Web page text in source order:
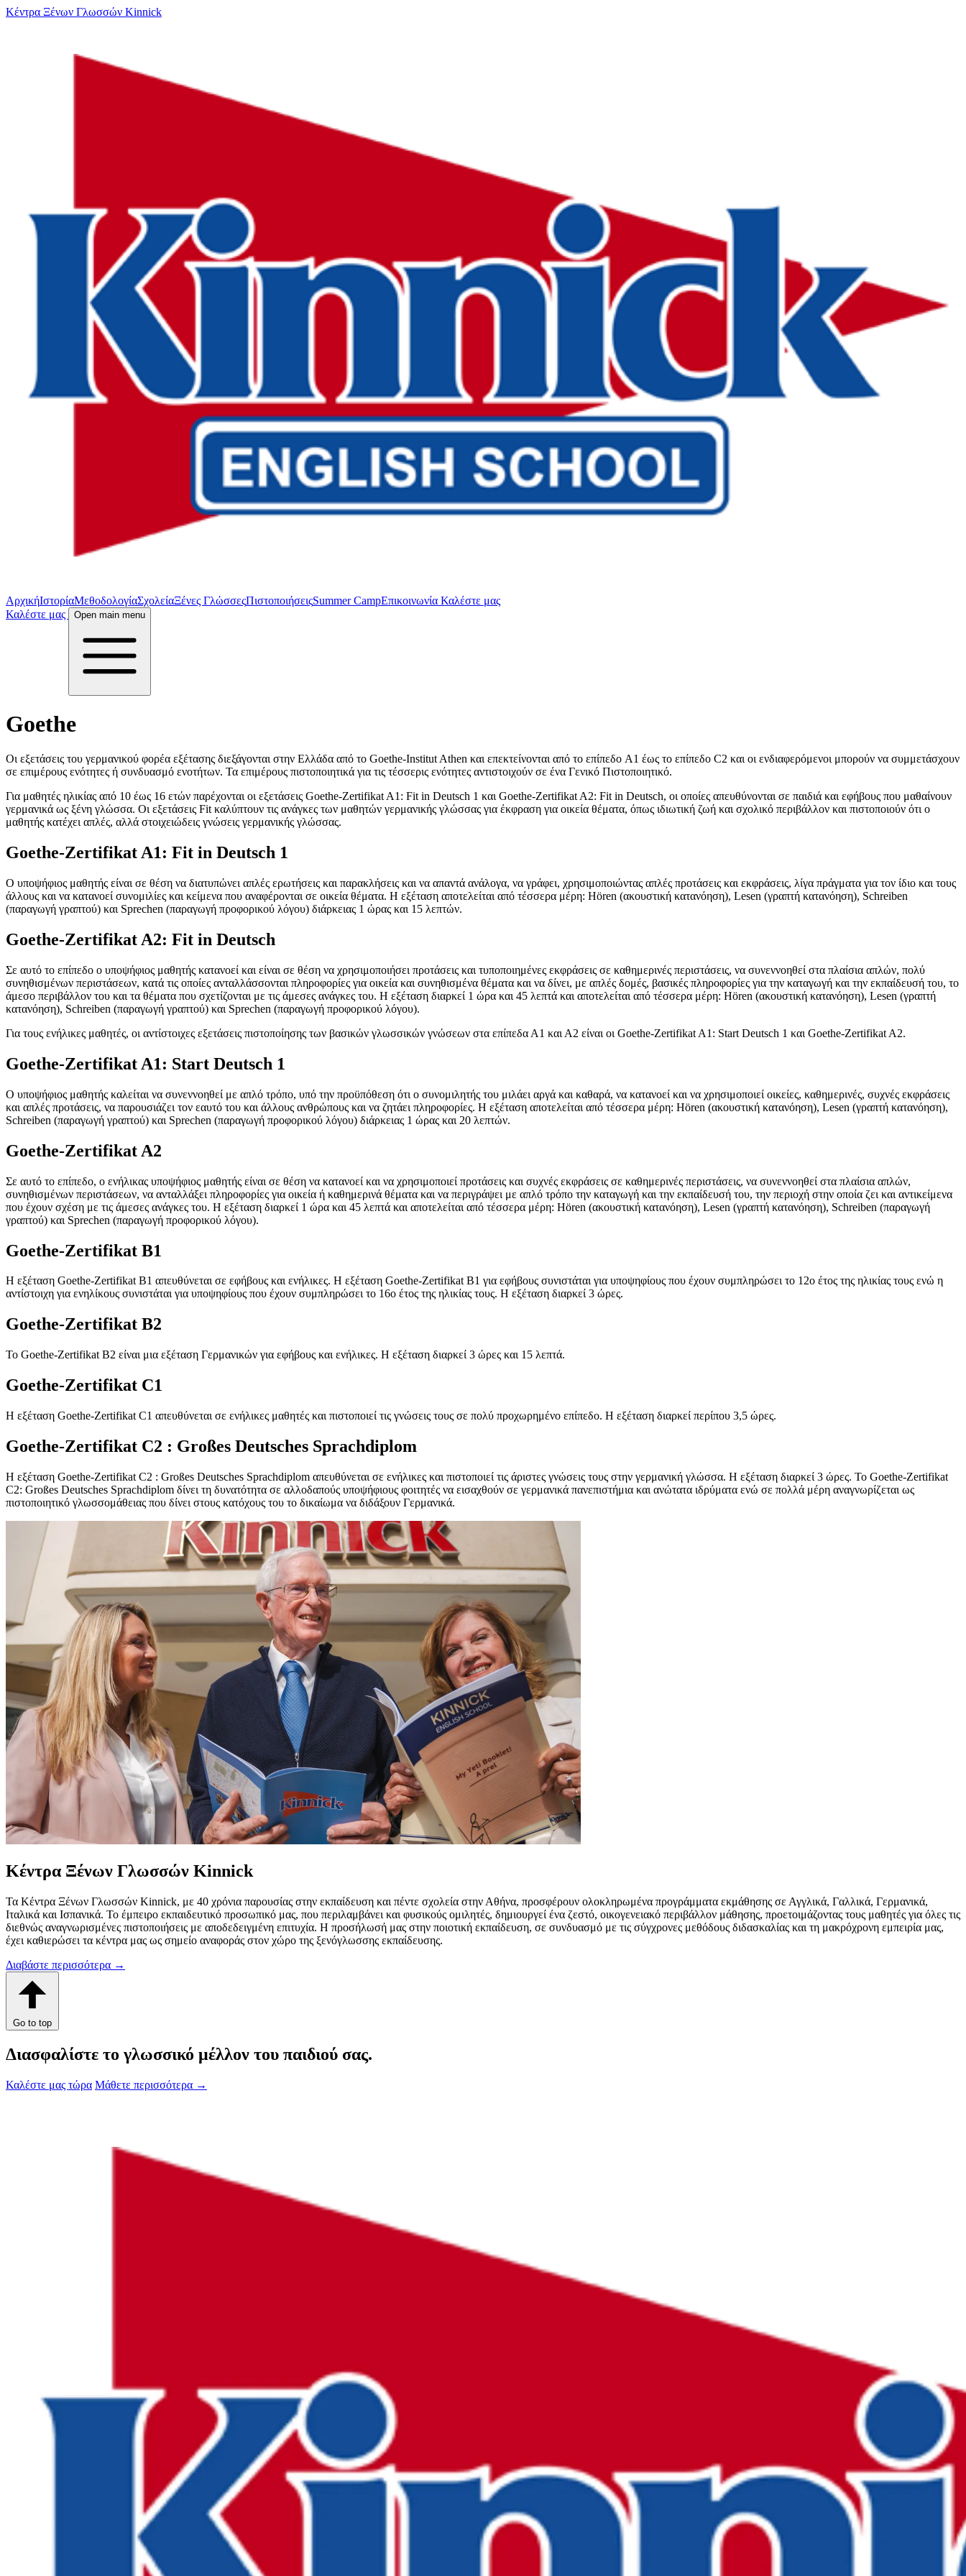
Κέντρα Ξένων Γλωσσών Kinnick
ΑρχικήΙστορίαΜεθοδολογίαΣχολείαΞένες ΓλώσσεςΠιστοποιήσειςSummer CampΕπικοινωνία Καλέστε μας
Καλέστε μας
Open main menu
Goethe
Οι εξετάσεις του γερμανικού φορέα εξέτασης διεξάγονται στην Ελλάδα από το Goethe-Institut Athen και επεκτείνονται από το επίπεδο A1 έως το επίπεδο C2 και οι ενδιαφερόμενοι μπορούν να συμμετάσχουν
σε επιμέρους ενότητες ή συνδυασμό ενοτήτων. Τα επιμέρους πιστοποιητικά για τις τέσσερις ενότητες αντιστοιχούν σε ένα Γενικό Πιστοποιητικό.
Για μαθητές ηλικίας από 10 έως 16 ετών παρέχονται οι εξετάσεις Goethe-Zertifikat A1: Fit in Deutsch 1 και Goethe-Zertifikat A2: Fit in Deutsch, οι οποίες απευθύνονται σε παιδιά και εφήβους που μαθαίνουν
γερμανικά ως ξένη γλώσσα. Οι εξετάσεις Fit καλύπτουν τις ανάγκες των μαθητών γερμανικής γλώσσας για έκφραση για οικεία θέματα, όπως ιδιωτική ζωή και σχολικό περιβάλλον και πιστοποιούν ότι ο
μαθητής κατέχει απλές, αλλά στοιχειώδεις γνώσεις γερμανικής γλώσσας.
Goethe-Zertifikat A1: Fit in Deutsch 1
Ο υποψήφιος μαθητής είναι σε θέση να διατυπώνει απλές ερωτήσεις και παρακλήσεις και να απαντά ανάλογα, να γράφει, χρησιμοποιώντας απλές προτάσεις και εκφράσεις, λίγα πράγματα για τον ίδιο και τους
άλλους και να κατανοεί συνομιλίες και κείμενα που αναφέρονται σε οικεία θέματα. Η εξέταση αποτελείται από τέσσερα μέρη: Hören (ακουστική κατανόηση), Lesen (γραπτή κατανόηση), Schreiben
(παραγωγή γραπτού) και Sprechen (παραγωγή προφορικού λόγου) διάρκειας 1 ώρας και 15 λεπτών.
Goethe-Zertifikat A2: Fit in Deutsch
Σε αυτό το επίπεδο ο υποψήφιος μαθητής κατανοεί και είναι σε θέση να χρησιμοποιήσει προτάσεις και τυποποιημένες εκφράσεις σε καθημερινές περιστάσεις, να συνεννοηθεί στα πλαίσια απλών, πολύ
συνηθισμένων περιστάσεων, κατά τις οποίες ανταλλάσσονται πληροφορίες για οικεία και συνηθισμένα θέματα και να δίνει, με απλές δομές, βασικές πληροφορίες για την καταγωγή και την εκπαίδευσή του, το
άμεσο περιβάλλον του και τα θέματα που σχετίζονται με τις άμεσες ανάγκες του. Η εξέταση διαρκεί 1 ώρα και 45 λεπτά και αποτελείται από τέσσερα μέρη: Hören (ακουστική κατανόηση), Lesen (γραπτή
κατανόηση), Schreiben (παραγωγή γραπτού) και Sprechen (παραγωγή προφορικού λόγου).
Για τους ενήλικες μαθητές, οι αντίστοιχες εξετάσεις πιστοποίησης των βασικών γλωσσικών γνώσεων στα επίπεδα Α1 και Α2 είναι οι Goethe-Zertifikat A1: Start Deutsch 1 και Goethe-Zertifikat A2.
Goethe-Zertifikat A1: Start Deutsch 1
Ο υποψήφιος μαθητής καλείται να συνεννοηθεί με απλό τρόπο, υπό την προϋπόθεση ότι ο συνομιλητής του μιλάει αργά και καθαρά, να κατανοεί και να χρησιμοποιεί οικείες, καθημερινές, συχνές εκφράσεις
και απλές προτάσεις, να παρουσιάζει τον εαυτό του και άλλους ανθρώπους και να ζητάει πληροφορίες. Η εξέταση αποτελείται από τέσσερα μέρη: Hören (ακουστική κατανόηση), Lesen (γραπτή κατανόηση),
Schreiben (παραγωγή γραπτού) και Sprechen (παραγωγή προφορικού λόγου) διάρκειας 1 ώρας και 20 λεπτών.
Goethe-Zertifikat A2
Σε αυτό το επίπεδο, ο ενήλικας υποψήφιος μαθητής είναι σε θέση να κατανοεί και να χρησιμοποιεί προτάσεις και συχνές εκφράσεις σε καθημερινές περιστάσεις, να συνεννοηθεί στα πλαίσια απλών,
συνηθισμένων περιστάσεων, να ανταλλάξει πληροφορίες για οικεία ή καθημερινά θέματα και να περιγράψει με απλό τρόπο την καταγωγή και την εκπαίδευσή του, την περιοχή στην οποία ζει και αντικείμενα
που έχουν σχέση με τις άμεσες ανάγκες του. Η εξέταση διαρκεί 1 ώρα και 45 λεπτά και αποτελείται από τέσσερα μέρη: Hören (ακουστική κατανόηση), Lesen (γραπτή κατανόηση), Schreiben (παραγωγή
γραπτού) και Sprechen (παραγωγή προφορικού λόγου).
Goethe-Zertifikat B1
Η εξέταση Goethe-Zertifikat B1 απευθύνεται σε εφήβους και ενήλικες. Η εξέταση Goethe-Zertifikat B1 για εφήβους συνιστάται για υποψηφίους που έχουν συμπληρώσει το 12ο έτος της ηλικίας τους ενώ η
αντίστοιχη για ενηλίκους συνιστάται για υποψηφίους που έχουν συμπληρώσει το 16ο έτος της ηλικίας τους. Η εξέταση διαρκεί 3 ώρες.
Goethe-Zertifikat B2
Το Goethe-Zertifikat B2 είναι μια εξέταση Γερμανικών για εφήβους και ενήλικες. Η εξέταση διαρκεί 3 ώρες και 15 λεπτά.
Goethe-Zertifikat C1
Η εξέταση Goethe-Zertifikat C1 απευθύνεται σε ενήλικες μαθητές και πιστοποιεί τις γνώσεις τους σε πολύ προχωρημένο επίπεδο. Η εξέταση διαρκεί περίπου 3,5 ώρες.
Goethe-Zertifikat C2 : Großes Deutsches Sprachdiplom
Η εξέταση Goethe-Zertifikat C2 : Großes Deutsches Sprachdiplom απευθύνεται σε ενήλικες και πιστοποιεί τις άριστες γνώσεις τους στην γερμανική γλώσσα. Η εξέταση διαρκεί 3 ώρες. Το Goethe-Zertifikat
C2: Großes Deutsches Sprachdiplom δίνει τη δυνατότητα σε αλλοδαπούς υποψήφιους φοιτητές να εισαχθούν σε γερμανικά πανεπιστήμια και ανώτατα ιδρύματα ενώ σε πολλά μέρη αναγνωρίζεται ως
πιστοποιητικό γλωσσομάθειας που δίνει στους κατόχους του το δικαίωμα να διδάξουν Γερμανικά.
Κέντρα Ξένων Γλωσσών Kinnick
Τα Κέντρα Ξένων Γλωσσών Kinnick, με 40 χρόνια παρουσίας στην εκπαίδευση και πέντε σχολεία στην Αθήνα, προσφέρουν ολοκληρωμένα προγράμματα εκμάθησης σε Αγγλικά, Γαλλικά, Γερμανικά,
Ιταλικά και Ισπανικά. Το έμπειρο εκπαιδευτικό προσωπικό μας, που περιλαμβάνει και φυσικούς ομιλητές, δημιουργεί ένα ζεστό, οικογενειακό περιβάλλον μάθησης, προετοιμάζοντας τους μαθητές για όλες τις
διεθνώς αναγνωρισμένες πιστοποιήσεις με αποδεδειγμένη επιτυχία. Η προσήλωσή μας στην ποιοτική εκπαίδευση, σε συνδυασμό με τις σύγχρονες μεθόδους διδασκαλίας και τη μακρόχρονη εμπειρία μας,
έχει καθιερώσει τα κέντρα μας ως σημείο αναφοράς στον χώρο της ξενόγλωσσης εκπαίδευσης.
Διαβάστε περισσότερα →
Go to top
Διασφαλίστε το γλωσσικό μέλλον του παιδιού σας.
Καλέστε μας τώρα Μάθετε περισσότερα →